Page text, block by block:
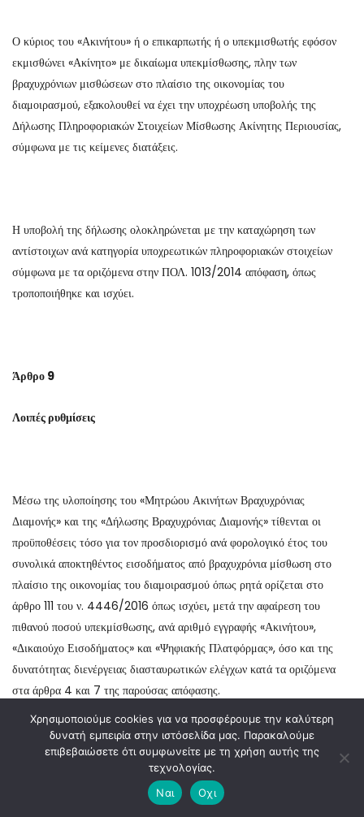
Ο κύριος του «Ακινήτου» ή ο επικαρπωτής ή ο υπεκμισθωτής εφόσον
εκμισθώνει «Ακίνητο» με δικαίωμα υπεκμίσθωσης, πλην των
βραχυχρόνιων μισθώσεων στο πλαίσιο της οικονομίας του
διαμοιρασμού, εξακολουθεί να έχει την υποχρέωση υποβολής της
Δήλωσης Πληροφοριακών Στοιχείων Μίσθωσης Ακίνητης Περιουσίας,
σύμφωνα με τις κείμενες διατάξεις.
Η υποβολή της δήλωσης ολοκληρώνεται με την καταχώρηση των
αντίστοιχων ανά κατηγορία υποχρεωτικών πληροφοριακών στοιχείων
σύμφωνα με τα οριζόμενα στην ΠΟΛ. 1013/2014 απόφαση, όπως
τροποποιήθηκε και ισχύει.
Άρθρο 9
Λοιπές ρυθμίσεις
Μέσω της υλοποίησης του «Μητρώου Ακινήτων Βραχυχρόνιας
Διαμονής» και της «Δήλωσης Βραχυχρόνιας Διαμονής» τίθενται οι
προϋποθέσεις τόσο για τον προσδιορισμό ανά φορολογικό έτος του
συνολικά αποκτηθέντος εισοδήματος από βραχυχρόνια μίσθωση στο
πλαίσιο της οικονομίας του διαμοιρασμού όπως ρητά ορίζεται στο
άρθρο 111 του ν. 4446/2016 όπως ισχύει, μετά την αφαίρεση του
πιθανού ποσού υπεκμίσθωσης, ανά αριθμό εγγραφής «Ακινήτου»,
«Δικαιούχο Εισοδήματος» και «Ψηφιακής Πλατφόρμας», όσο και της
δυνατότητας διενέργειας διασταυρωτικών ελέγχων κατά τα οριζόμενα
στα άρθρα 4 και 7 της παρούσας απόφασης.
Χρησιμοποιούμε cookies για να προσφέρουμε την καλύτερη
δυνατή εμπειρία στην ιστόσελίδα μας. Παρακαλούμε
επιβεβαιώσετε ότι συμφωνείτε με τη χρήση αυτής της
τεχνολογίας.
Ναι
Οχι